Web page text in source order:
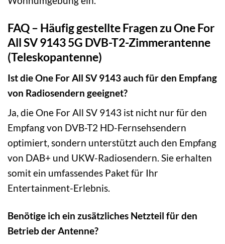
FAQ – Häufig gestellte Fragen zu One For
All SV 9143 5G DVB-T2-Zimmerantenne
(Teleskopantenne)
Ist die One For All SV 9143 auch für den Empfang
von Radiosendern geeignet?
Ja, die One For All SV 9143 ist nicht nur für den
Empfang von DVB-T2 HD-Fernsehsendern
optimiert, sondern unterstützt auch den Empfang
von DAB+ und UKW-Radiosendern. Sie erhalten
somit ein umfassendes Paket für Ihr
Entertainment-Erlebnis.
Benötige ich ein zusätzliches Netzteil für den
Betrieb der Antenne?